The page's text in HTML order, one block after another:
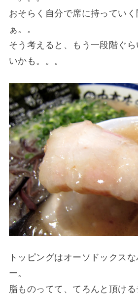
おそらく自分で席に持ってい
ぁ。。
そう考えると、もう一段階ぐ
いかも。。。
トッピングはオーソドックス
ー。
脂ものってて、てろんと頂ける